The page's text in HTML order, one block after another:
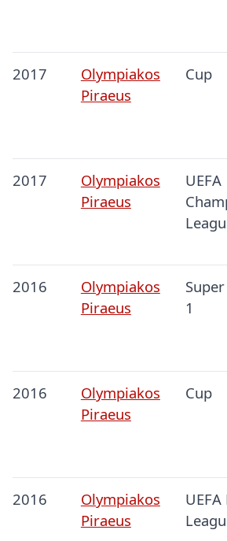
2017
Olympiakos
Piraeus
Cup
2017
Olympiakos
Piraeus
UEFA
2016
Olympiakos
Piraeus
1
2016
Olympiakos
Piraeus
Cup
2016
Olympiakos
Piraeus